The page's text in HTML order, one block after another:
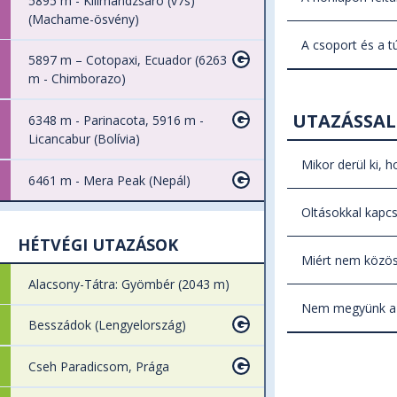
(Machame-ösvény)
5897 m – Cotopaxi, Ecuador (6263
m - Chimborazo)
6348 m - Parinacota, 5916 m -
Licancabur (Bolívia)
6461 m - Mera Peak (Nepál)
HÉTVÉGI UTAZÁSOK
Alacsony-Tátra: Gyömbér (2043 m)
Besszádok (Lengyelország)
Cseh Paradicsom, Prága
adsz meg,
A
indulási és
Ez azért
nem lesz
Minden
lesz az
az
A csoport és a
Mikor derül ki,
Utazási
hét nappal
órával az
miatt nem
Oltásokkal
Mivel a
Miért nem
Közös
Nem megyünk